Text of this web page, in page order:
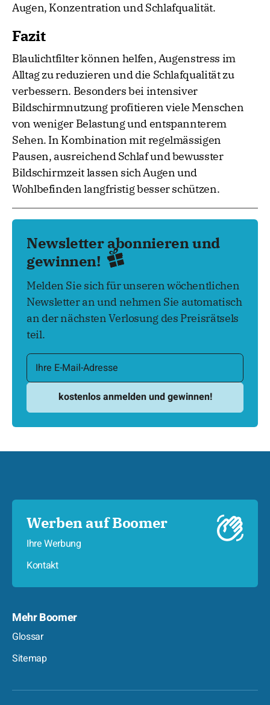
Augen, Konzentration und Schlafqualität.
Fazit
Blaulichtfilter können helfen, Augenstress im
Alltag zu reduzieren und die Schlafqualität zu
verbessern. Besonders bei intensiver
Bildschirmnutzung profitieren viele Menschen
von weniger Belastung und entspannterem
Sehen. In Kombination mit regelmässigen
Pausen, ausreichend Schlaf und bewusster
Bildschirmzeit lassen sich Augen und
Wohlbefinden langfristig besser schützen.
Newsletter abonnieren und
gewinnen!
Melden Sie sich für unseren wöchentlichen
Newsletter an und nehmen Sie automatisch
an der nächsten Verlosung des Preisrätsels
teil.
Werben auf Boomer
Ihre Werbung
Kontakt
Mehr Boomer
Glossar
Sitemap